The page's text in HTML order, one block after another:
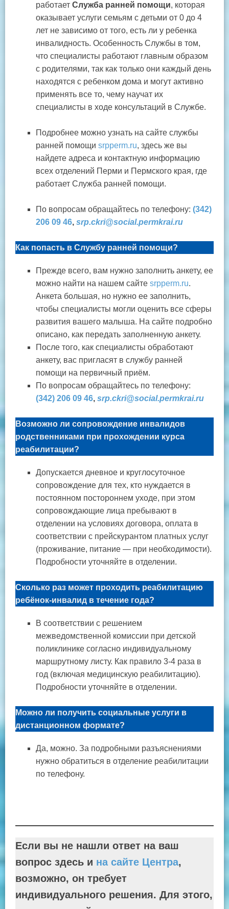
работает Служба ранней помощи, которая
оказывает услуги семьям с детьми от 0 до 4
лет не зависимо от того, есть ли у ребенка
инвалидность. Особенность Службы в том,
что специалисты работают главным образом
с родителями, так как только они каждый день
находятся с ребенком дома и могут активно
применять все то, чему научат их
специалисты в ходе консультаций в Службе.
Подробнее можно узнать на сайте службы
ранней помощи srpperm.ru, здесь же вы
найдете адреса и контактную информацию
всех отделений Перми и Пермского края, где
работает Служба ранней помощи.
По вопросам обращайтесь по телефону: (342)
206 09 46, srp.ckri@social.permkrai.ru
Как попасть в Службу ранней помощи?
Прежде всего, вам нужно заполнить анкету, ее
можно найти на нашем сайте srpperm.ru.
Анкета большая, но нужно ее заполнить,
чтобы специалисты могли оценить все сферы
развития вашего малыша. На сайте подробно
описано, как передать заполненную анкету.
После того, как специалисты обработают
анкету, вас пригласят в службу ранней
помощи на первичный приём.
По вопросам обращайтесь по телефону:
(342) 206 09 46, srp.ckri@social.permkrai.ru
Возможно ли сопровождение инвалидов
родственниками при прохождении курса
реабилитации?
Допускается дневное и круглосуточное
сопровождение для тех, кто нуждается в
постоянном постороннем уходе, при этом
сопровождающие лица пребывают в
отделении на условиях договора, оплата в
соответствии с прейскурантом платных услуг
(проживание, питание — при необходимости).
Подробности уточняйте в отделении.
Сколько раз может проходить реабилитацию
ребёнок-инвалид в течение года?
В соответствии с решением
межведомственной комиссии при детской
поликлинике согласно индивидуальному
маршрутному листу. Как правило 3-4 раза в
год (включая медицинскую реабилитацию).
Подробности уточняйте в отделении.
Можно ли получить социальные услуги в
дистанционном формате?
Да, можно. За подробными разъяснениями
нужно обратиться в отделение реабилитации
по телефону.
Если вы не нашли ответ на ваш
вопрос здесь и на сайте Центра,
возможно, он требует
индивидуального решения. Для этого,